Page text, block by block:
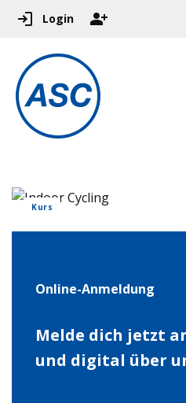
Login
Kurs
Online-Anmeldung
Melde dich jetzt
und digital über